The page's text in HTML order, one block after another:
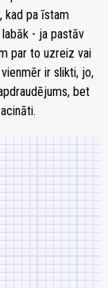
kad pa īstam
- ja pastāv
par to uzreiz vai
ir slikti, jo,
bet